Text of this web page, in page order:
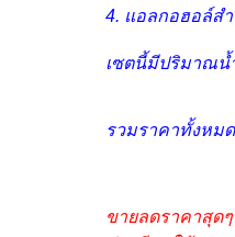
4. แอลกอฮอล์ส
เซตนี้มีปริมาณน้
รวมราคาทั้งหม
ขายลดราคาสุด